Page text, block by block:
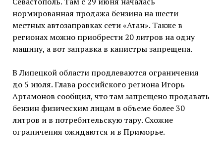
нормированная продажа бензина на шести
местных автозаправках сети «Атан». Также в
регионах можно приобрести 20 литров на одну
машину, а вот заправка в канистры запрещена.
В Липецкой области продлеваются ограничения
до 5 июля. Глава российского региона Игорь
Артамонов сообщил, что там запрещено продавать
бензин физическим лицам в объеме более 30
литров и в потребительскую тару. Схожие
ограничения ожидаются и в Приморье.